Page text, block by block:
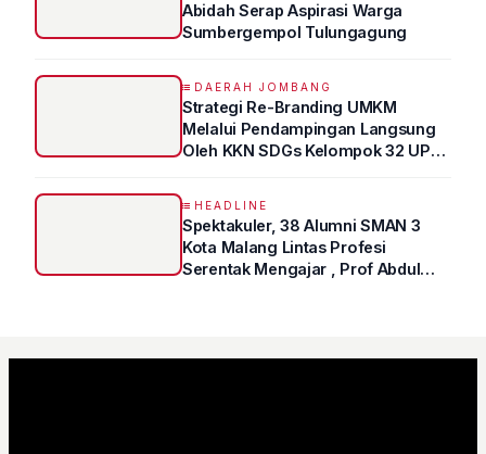
Abidah Serap Aspirasi Warga
Sumbergempol Tulungagung
DAERAH JOMBANG
Strategi Re-Branding UMKM
Melalui Pendampingan Langsung
Oleh KKN SDGs Kelompok 32 UPN
HEADLINE
Spektakuler, 38 Alumni SMAN 3
Kota Malang Lintas Profesi
Serentak Mengajar , Prof Abdul